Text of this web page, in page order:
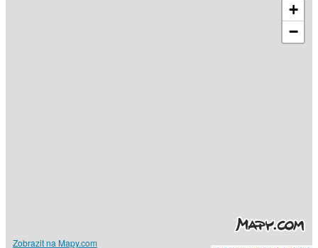
+
−
Zobrazit na Mapy.com